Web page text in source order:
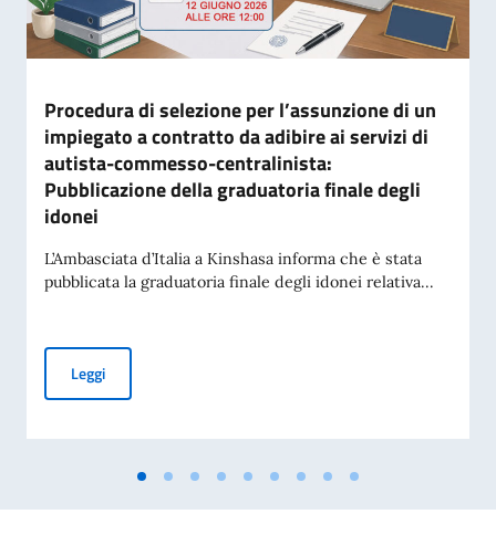
Procedura di selezione per l’assunzione di un
impiegato a contratto da adibire ai servizi di
autista-commesso-centralinista:
Pubblicazione della graduatoria finale degli
idonei
L’Ambasciata d’Italia a Kinshasa informa che è stata
pubblicata la graduatoria finale degli idonei relativa...
LeggiProcedura di selezione per l’assunzione di un impiegato